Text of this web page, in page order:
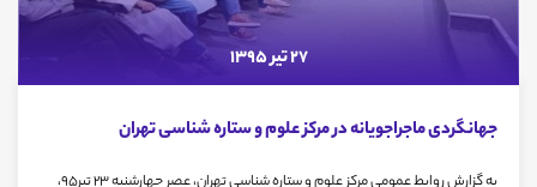
27 تیر 1395
جهانگردی ماجراجویانه در مرکز علوم و ستاره شناسی تهران
به گزارش روابط عمومی مرکز علوم و ستاره شناسی تهران، عصر چهارشنبه 23 تیر95،